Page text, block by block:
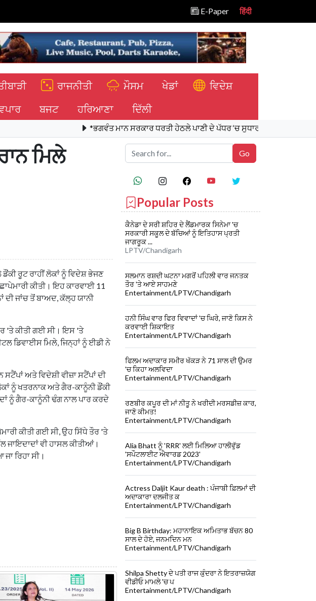
E-Paper हिंदी
ਰਾਜਨੀਤੀ ਮੌਸਮ ਖੇਡਾਂ
ਵਿਦੇਸ਼
ਬਜਟ ਹਰਿਆਣਾ ਦਿੱਲੀ
*ਭਗਵੰਤ ਮਾਨ ਸਰਕਾਰ ਧਰਤੀ ਹੇਠਲੇ ਪਾਣੀ ਦੇ ਪੱਧਰ ‘ਚ ਸੁਧਾਰ ਲਈ 16,000
ਮਿਲੇ
ਰੂਟ ਰਾਹੀਂ ਲੋਕਾਂ ਨੂੰ ਵਿਦੇਸ਼ ਭੇਜਣ
ਕੀਤੀ। ਇਹ ਕਾਰਵਾਈ 11
ਜਾਂਚ ਤੋਂ ਬਾਅਦ, ਕੱਲ੍ਹ ਯਾਨੀ
'ਤੇ ਕੀਤੀ ਗਈ ਸੀ। ਇਸ 'ਤੇ
ਡਿਵਾਈਸ ਮਿਲੇ, ਜਿਨ੍ਹਾਂ ਨੂੰ ਈਡੀ ਨੇ
ਅਤੇ ਵਿਦੇਸ਼ੀ ਵੀਜ਼ਾ ਸਟੈਂਪਾਂ ਦੀ
ਨੂੰ ਖਤਰਨਾਕ ਅਤੇ ਗੈਰ-ਕਾਨੂੰਨੀ ਡੌਂਕੀ
ਨੂੰ ਗੈਰ-ਕਾਨੂੰਨੀ ਢੰਗ ਨਾਲ ਪਾਰ ਕਰਦੇ
ਕੀਤੀ ਗਈ ਸੀ, ਉਹ ਸਿੱਧੇ ਤੌਰ 'ਤੇ
ਵੀ ਹਾਸਲ ਕੀਤੀਆਂ।
ਰਿਹਾ ਸੀ।
Popular Posts
ਕੈਨੇਡਾ ਦੇ ਸਰੀ ਸ਼ਹਿਰ ਦੇ ਲੈਂਡਮਾਰਕ ਸਿਨੇਮਾ 'ਚ
ਸਰਕਾਰੀ ਸਕੂਲ ਦੇ ਬੱਚਿਆਂ ਨੂੰ ਇਤਿਹਾਸ ਪ੍ਰਤੀ
ਜਾਗਰੂਕ ...
LPTV/Chandigarh
ਸਲਮਾਨ ਰਸ਼ਦੀ ਘਟਨਾ ਮਗਰੋਂ ਪਹਿਲੀ ਵਾਰ ਜਨਤਕ
ਤੌਰ 'ਤੇ ਆਏ ਸਾਹਮਣੇ
Entertainment/LPTV/Chandigarh
ਹਨੀ ਸਿੰਘ ਵਾਰ ਫਿਰ ਵਿਵਾਦਾਂ 'ਚ ਘਿਰੇ, ਜਾਣੋ ਕਿਸ ਨੇ
ਕਰਵਾਈ ਸ਼ਿਕਾਇਤ
Entertainment/LPTV/Chandigarh
ਫਿਲਮ ਅਦਾਕਾਰ ਸਮੀਰ ਖੱਕੜ ਨੇ 71 ਸਾਲ ਦੀ ਉਮਰ
'ਚ ਕਿਹਾ ਅਲਵਿਦਾ
Entertainment/LPTV/Chandigarh
ਰਣਬੀਰ ਕਪੂਰ ਦੀ ਮਾਂ ਨੀਤੂ ਨੇ ਖਰੀਦੀ ਮਰਸਡੀਜ਼ ਕਾਰ,
ਜਾਣੋ ਕੀਮਤ!
Entertainment/LPTV/Chandigarh
Alia Bhatt ਨੂੰ 'RRR' ਲਈ ਮਿਲਿਆ ਹਾਲੀਵੁੱਡ
'ਸਪੌਟਲਾਈਟ ਐਵਾਰਡ 2023'
Entertainment/LPTV/Chandigarh
Actress Daljit Kaur death : ਪੰਜਾਬੀ ਫ਼ਿਲਮਾਂ ਦੀ
ਅਦਾਕਾਰਾ ਦਲਜੀਤ ਕ
Entertainment/LPTV/Chandigarh
Big B Birthday: ਮਹਾਨਾਇਕ ਅਮਿਤਾਭ ਬੱਚਨ 80
ਸਾਲ ਦੇ ਹੋਏ, ਜਨਮਦਿਨ ਮਨ
Entertainment/LPTV/Chandigarh
Shilpa Shetty ਦੇ ਪਤੀ ਰਾਜ ਕੁੰਦਰਾ ਨੇ ਇਤਰਾਜ਼ਯੋਗ
ਵੀਡੀਓ ਮਾਮਲੇ 'ਚ ਪ
Entertainment/LPTV/Chandigarh